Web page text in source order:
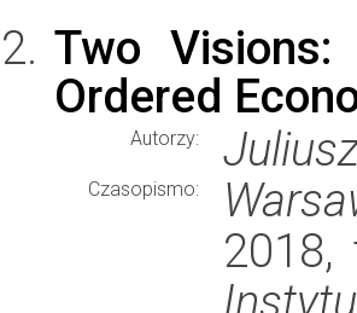
Two
Ordered
Autorzy:
Czasopismo:
2018,